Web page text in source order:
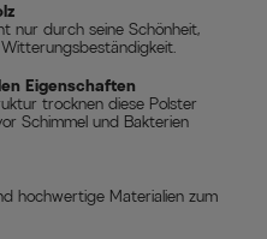
nur durch seine Schönheit,
Eigenschaften
trocknen diese Polster
Schimmel und Bakterien
hochwertige Materialien zum